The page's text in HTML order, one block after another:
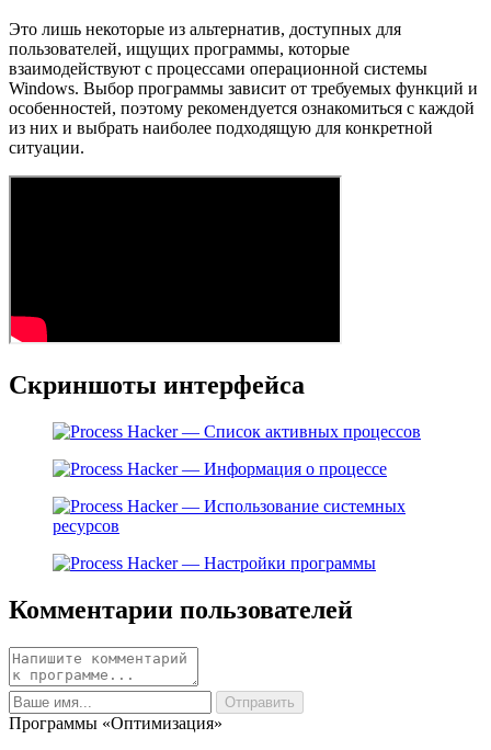
Это лишь некоторые из альтернатив, доступных для
пользователей, ищущих программы, которые
взаимодействуют с процессами операционной системы
Windows. Выбор программы зависит от требуемых функций и
особенностей, поэтому рекомендуется ознакомиться с каждой
из них и выбрать наиболее подходящую для конкретной
ситуации.
Скриншоты интерфейса
Комментарии пользователей
Программы «Оптимизация»